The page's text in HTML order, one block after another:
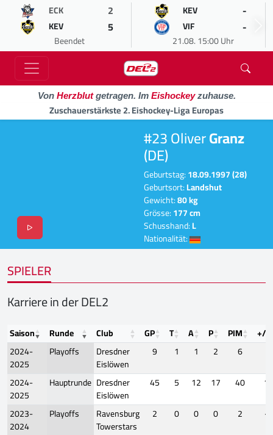
ECK 2
KEV 5
Beendet
KEV -
VIF -
21.08. 15:00 Uhr
Von Herzblutgetragen. Im Eishockeyzuhause.
Zuschauerstärkste 2. Eishockey-Liga Europas
#23 OliverGranz
(DE)
Geburtstag:18.09.1997 (28)
Geburtsort:Landshut
Gewicht:80 kg
Grösse:177 cm
Schusshand:L
Nationalität:
SPIELER
Karriere in der DEL2
Saison Runde Club GP T A P PIM
+/-
2024-
2025
Playoffs
Dresdner
Eislöwen
9 1 1 2 6
2024-
2025
Hauptrunde Dresdner
Eislöwen
45 5 12 17 40
11
2023-
2024
Playoffs
Ravensburg
Towerstars
2 0 0 0 2
-2